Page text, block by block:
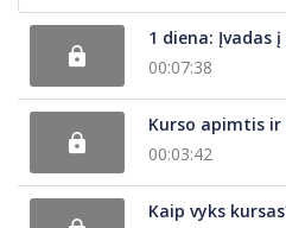
1 diena: Įvadas
00:07:38
Kurso apimtis
00:03:42
Kaip vyks